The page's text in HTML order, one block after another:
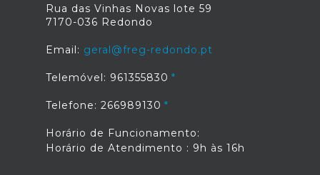
Rua das Vinhas Novas lote 59
7170-036 Redondo
Email: geral@freg-redondo.pt
Telemóvel: 961355830
Telefone: 266989130
Horário de Funcionamento:
Horário de Atendimento : 9h às 16h